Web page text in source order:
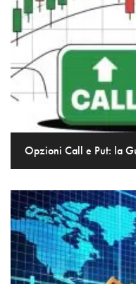
Opzioni Call e Put: la